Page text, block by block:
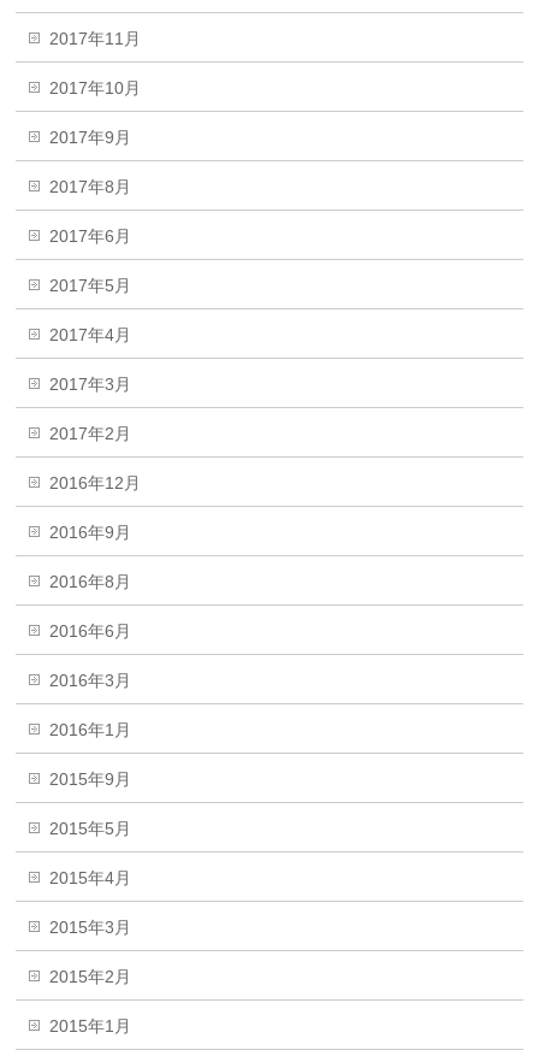
2017年11月
2017年10月
2017年9月
2017年8月
2017年6月
2017年5月
2017年4月
2017年3月
2017年2月
2016年12月
2016年9月
2016年8月
2016年6月
2016年3月
2016年1月
2015年9月
2015年5月
2015年4月
2015年3月
2015年2月
2015年1月